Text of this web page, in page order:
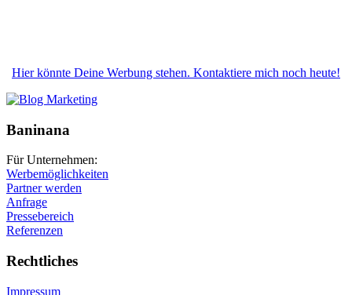
Hier könnte Deine Werbung stehen. Kontaktiere mich noch heute!
Baninana
Für Unternehmen:
Werbemöglichkeiten
Partner werden
Anfrage
Pressebereich
Referenzen
Rechtliches
Impressum